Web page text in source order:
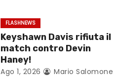
FLASHNEWS
Keyshawn Davis rifiuta il
match contro Devin
Haney!
Ago 1, 2026 Mario Salomone